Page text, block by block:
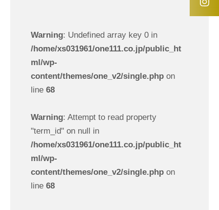
Warning: Undefined array key 0 in
/home/xs031961/one111.co.jp/public_ht
ml/wp-
content/themes/one_v2/single.phpon
line 68
Warning: Attempt to read property
"term_id" on null in
/home/xs031961/one111.co.jp/public_ht
ml/wp-
content/themes/one_v2/single.phpon
line 68